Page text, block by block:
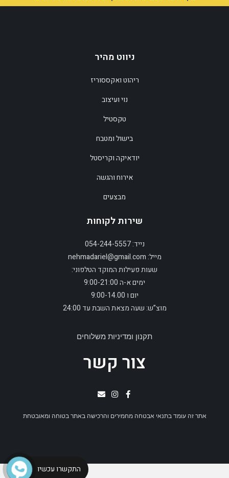
ניווט מהיר
ריהוט ואקססוריז
נוי ועיצוב
טקסטיל
בישול ומטבח
יודאיקה וקריסטל
אירוח והגשה
מבצעים
שירות לקוחות
נייד: 054-244-5557
מייל: nehmadariel@gmail.com
שעות פעילות המוקד הטלפוני:
ימים א-ה 9:00-21:00
יום ו 9:00-14.00
מוצ”ש: שעה מצאת השבת עד 24:00
תקנון ומדיניות משלוחים
צור קשר
אתר זה עומד בתנאי אבטחה מחמירים והרכישה באתר בטוחה ומאובטחת
התקשרו עכשיו